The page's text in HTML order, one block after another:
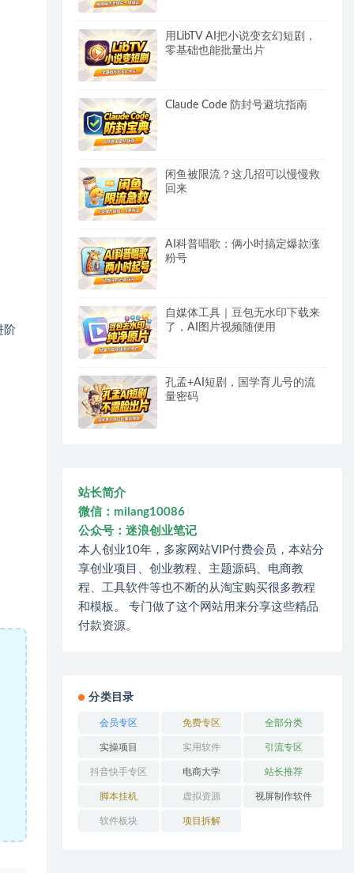
阶
用LibTV AI把小说变玄幻短剧，
零基础也能批量出片
Claude Code 防封号避坑指南
闲鱼被限流？这几招可以慢慢救
回来
AI科普唱歌：俩小时搞定爆款涨
粉号
自媒体工具｜豆包无水印下载来
了，AI图片视频随便用
孔孟+AI短剧，国学育儿号的流
量密码
站长简介
微信：milang10086
公众号：迷浪创业笔记
本人创业10年，多家网站VIP付费会员，本站分
享创业项目、创业教程、主题源码、电商教
程、工具软件等也不断的从淘宝购买很多教程
和模板。 专门做了这个网站用来分享这些精品
付款资源。
分类目录
会员专区 免费专区 全部分类
实操项目 实用软件 引流专区
抖音快手专区 电商大学 站长推荐
脚本挂机 虚拟资源 视屏制作软件
软件板块 项目拆解